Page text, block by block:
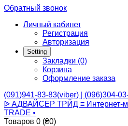
Обратный звонок
Личный кабинет
Регистрация
Авторизация
Setting
Закладки (0)
Корзина
Оформление заказа
(091)941-83-83(viber) | (096)304-
ᐉ АДВАЙСЕР ТРЙД ≡ Интернет-
TRADE •
Товаров 0 (₴0)